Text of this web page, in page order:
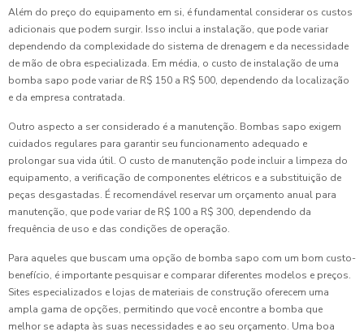
Além do preço do equipamento em si, é fundamental considerar os custos
adicionais que podem surgir. Isso inclui a instalação, que pode variar
dependendo da complexidade do sistema de drenagem e da necessidade
de mão de obra especializada. Em média, o custo de instalação de uma
bomba sapo pode variar de R$ 150 a R$ 500, dependendo da localização
e da empresa contratada.
Outro aspecto a ser considerado é a manutenção. Bombas sapo exigem
cuidados regulares para garantir seu funcionamento adequado e
prolongar sua vida útil. O custo de manutenção pode incluir a limpeza do
equipamento, a verificação de componentes elétricos e a substituição de
peças desgastadas. É recomendável reservar um orçamento anual para
manutenção, que pode variar de R$ 100 a R$ 300, dependendo da
frequência de uso e das condições de operação.
Para aqueles que buscam uma opção de bomba sapo com um bom custo-
benefício, é importante pesquisar e comparar diferentes modelos e preços.
Sites especializados e lojas de materiais de construção oferecem uma
ampla gama de opções, permitindo que você encontre a bomba que
melhor se adapta às suas necessidades e ao seu orçamento. Uma boa